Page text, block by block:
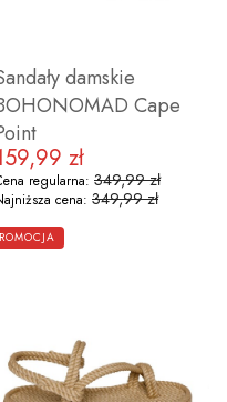
damskie
Cape
promocyjna
zł
regularna: 349,99 zł
cena: 349,99 zł
ZOBACZ PRODUKT